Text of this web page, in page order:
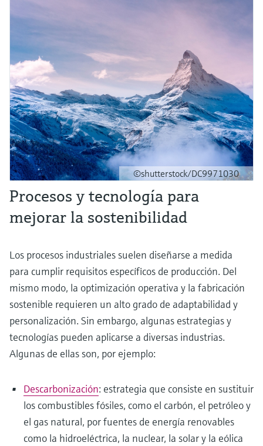
©shutterstock/DC9971030
Procesos y tecnología para
mejorar la sostenibilidad
Los procesos industriales suelen diseñarse a medida
para cumplir requisitos específicos de producción. Del
mismo modo, la optimización operativa y la fabricación
sostenible requieren un alto grado de adaptabilidad y
personalización. Sin embargo, algunas estrategias y
tecnologías pueden aplicarse a diversas industrias.
Algunas de ellas son, por ejemplo:
Descarbonización: estrategia que consiste en sustituir
los combustibles fósiles, como el carbón, el petróleo y
el gas natural, por fuentes de energía renovables
como la hidroeléctrica, la nuclear, la solar y la eólica